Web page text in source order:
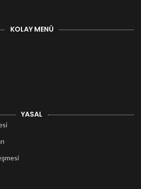
KOLAY MENÜ
YASAL